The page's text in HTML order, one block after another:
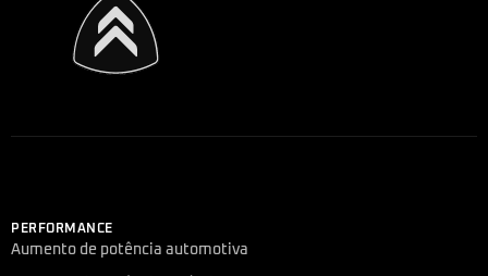
PERFORMANCE
Aumento de potência automotiva